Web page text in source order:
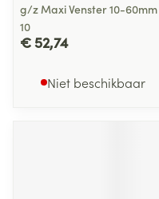
g/z Maxi Venster 10-60mm
10
€ 52,74
Niet beschikbaar